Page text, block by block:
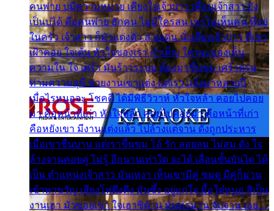
คนพ่าย บ่มีความหมาย เคียงใจเจ้าบ่าว เพื่อนเจ้าสาว ยัง
เป็นบ่ได้ คือคนพ่าย ฮักคน ไม่มีใครสน เขาไม่เห็นคน ที่อยู่
ในครัว เจ้าสาว ก็มัวแต่งตัว สวยเด่น นั่งเคียงเจ้าบ่าว ที่เขา
เฝ้าคอย ใจเต้น หัวใจของเรา ลำเค็ญ ใครจะมองเห็น
ความใน ใจ เศร้า มันร้าวระบม ต้องมาขื่นขม เศร้าตรม
ท่ามความสุขี ช่วยงานเขาแต่ง แต่เรา แล้งมาหลายปี
เมื่อไรหนอจะ โชคดี ได้มีพิธีวิวาห์ หัวใจหล้า คอยไปคอย
มา คือหน้าที่เก่า หัวใจหล้า คอยไปคอยมา คือหน้าที่เก่า
คือหยังเขา มีงานแต่งแล้ว ไปล้างแต่จาน ดั่งถูกประหาร
เมื่อเขาชื่นบาน แต่เราขื่นขม โอ้ รัก ลอยลม ไม่สม ดัง ใจ
ล้างจานคอยคู่ ไม่รู้ อีกนานเท่าใด จะได้ เลื่อนขั้นบันได ได้
เป็น ตำแหน่งเจ้าสาว มันเหงา เห็นเขามีคู่ ซมดู มีคู่ก็ม่วน
เข้าพาขวัญ เสียงโห่ตึงตึง มันซึ้ง อยู่แก่ใจ มื้อใด๋หนอ สิเป็น
งานเฮา มัวซอยเขา ใจเฮาซิด้าน มันทรมาน จับจาน เอย…